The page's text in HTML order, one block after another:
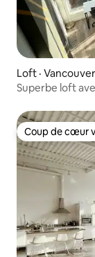
Loft · Vancouver
Superbe loft
Coup de cœur
Coup de cœur